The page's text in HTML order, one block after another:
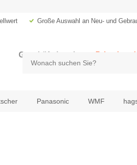
Große Auswahl an Neu- und
Geschäftskunde
zzgl. MwSt.
Privatkunde
Panasonic WMF